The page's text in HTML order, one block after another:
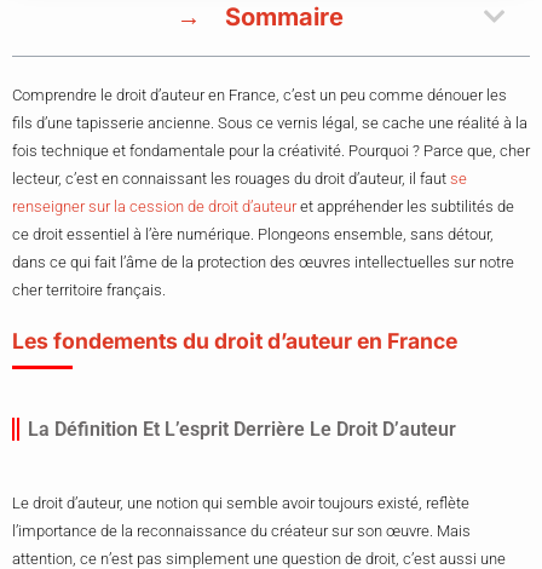
Sommaire
Comprendre le droit d’auteur en France, c’est un peu comme dénouer les
fils d’une tapisserie ancienne. Sous ce vernis légal, se cache une réalité à la
fois technique et fondamentale pour la créativité. Pourquoi ? Parce que, cher
lecteur, c’est en connaissant les rouages du droit d’auteur, il faut se
renseigner sur la cession de droit d’auteuret appréhender les subtilités de
ce droit essentiel à l’ère numérique. Plongeons ensemble, sans détour,
dans ce qui fait l’âme de la protection des œuvres intellectuelles sur notre
cher territoire français.
Les fondements du droit d’auteur en France
La Définition Et L’esprit Derrière Le Droit D’auteur
Le droit d’auteur, une notion qui semble avoir toujours existé, reflète
l’importance de la reconnaissance du créateur sur son œuvre. Mais
attention, ce n’est pas simplement une question de droit, c’est aussi une